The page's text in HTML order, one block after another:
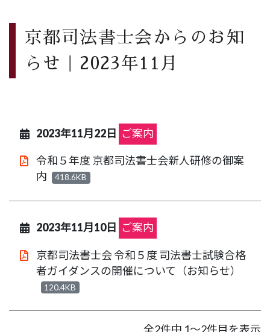
京都司法書士会からのお知
らせ｜2023年11月
2023年11月22日 ご案内
令和５年度 京都司法書士会新人研修の御案
内
418.6KB
2023年11月10日 ご案内
京都司法書士会 令和５度 司法書士試験合格
者ガイダンスの開催について（お知らせ）
120.4KB